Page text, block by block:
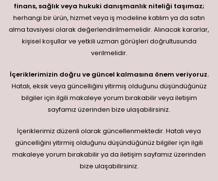
finans, sağlık veya hukuki danışmanlık niteliği taşımaz;
herhangi bir ürün, hizmet veya iş modeline katılım ya da satın
alma tavsiyesi olarak değerlendirilmemelidir. Alınacak kararlar,
kişisel koşullar ve yetkili uzman görüşleri doğrultusunda
verilmelidir.
İçeriklerimizin doğru ve güncel kalmasına önem veriyoruz.
Hatalı, eksik veya güncelliğini yitirmiş olduğunu düşündüğünüz
bilgiler için ilgili makaleye yorum bırakabilir veya iletişim
sayfamız üzerinden bize ulaşabilirsiniz.
İçeriklerimiz düzenli olarak güncellenmektedir. Hatalı veya
güncelliğini yitirmiş olduğunu düşündüğünüz bilgiler için ilgili
makaleye yorum bırakabilir ya da iletişim sayfamız üzerinden
bize ulaşabilirsiniz.